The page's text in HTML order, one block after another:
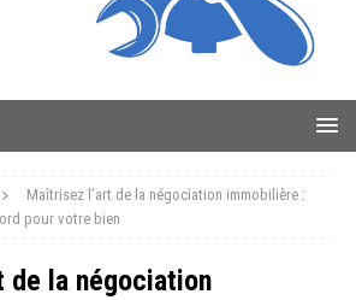
Maîtrisez l’art de la négociation immobilière :
pour votre bien
de la négociation